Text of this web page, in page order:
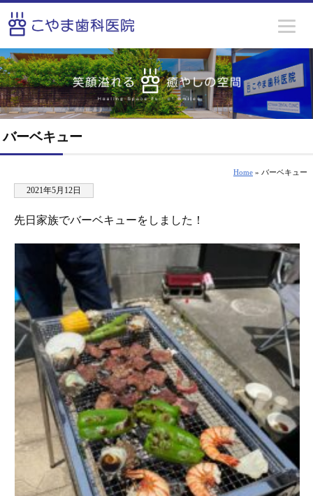
バーベキュー
Home » バーベキュー
2021年5月12日
先日家族でバーベキューをしました！